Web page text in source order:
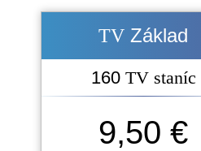
TV Základ
160 TV staníc
9,50 €